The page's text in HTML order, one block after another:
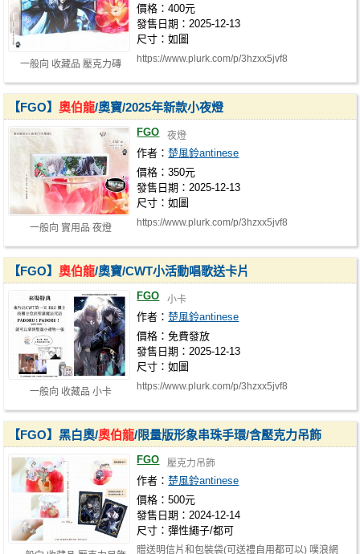
一般向 收藏品 壓克力磚
價格：400元
發售日期：2025-12-13
尺寸：如圖
https://www.plurk.com/p/3hzxx5jvf8
一般向 實用品 夜燈
【FGO】奧伯龍/奧寶/2025年新款小夜燈
FGO 夜燈
作者：楚風鈴antinese
價格：350元
發售日期：2025-12-13
尺寸：如圖
https://www.plurk.com/p/3hzxx5jvf8
一般向 收藏品 小卡
【FGO】奧伯龍/奧寶/CWT小活動唱歌送卡片
FGO 小卡
作者：楚風鈴antinese
價格：免費發放
發售日期：2025-12-13
尺寸：如圖
https://www.plurk.com/p/3hzxx5jvf8
【FGO】黑白奧/奧伯龍/限量版形象串珠手環/含壓克力吊飾
FGO 壓克力吊飾
作者：楚風鈴antinese
價格：500元
發售日期：2024-12-14
尺寸：彈性繩子/都可
贈送明信片和包裝袋(可送禮自用都可以) 噗浪網